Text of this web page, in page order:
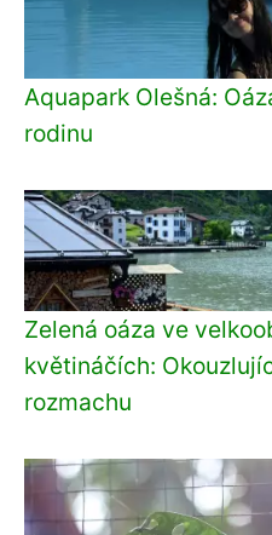
Aquapark Olešná:
rodinu
Zelená oáza ve
květináčích:
rozmachu